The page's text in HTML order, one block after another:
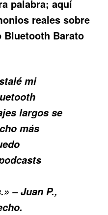
palabra; aquí
reales sobre
Bluetooth Barato
mi
largos se
más
– Juan P.,